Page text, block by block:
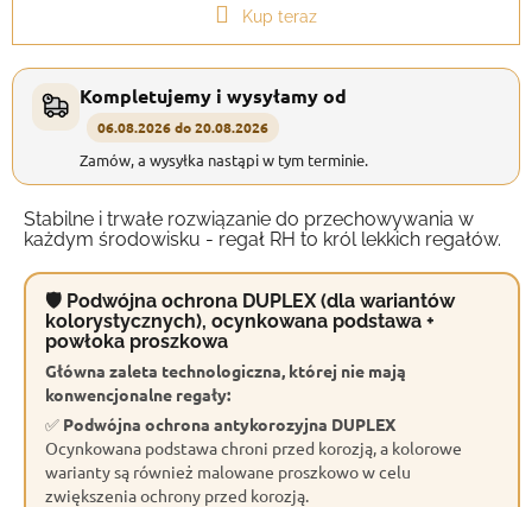
Kup teraz
Kompletujemy i wysyłamy od
06.08.2026 do 20.08.2026
Zamów, a wysyłka nastąpi w tym terminie.
Stabilne i trwałe rozwiązanie do przechowywania w
każdym środowisku - regał RH to król lekkich regałów.
🛡 Podwójna ochrona DUPLEX (dla wariantów
kolorystycznych), ocynkowana podstawa +
powłoka proszkowa
Główna zaleta technologiczna, której nie mają
konwencjonalne regały:
✅ Podwójna ochrona antykorozyjna DUPLEX
Ocynkowana podstawa chroni przed korozją, a kolorowe
warianty są również malowane proszkowo w celu
zwiększenia ochrony przed korozją.